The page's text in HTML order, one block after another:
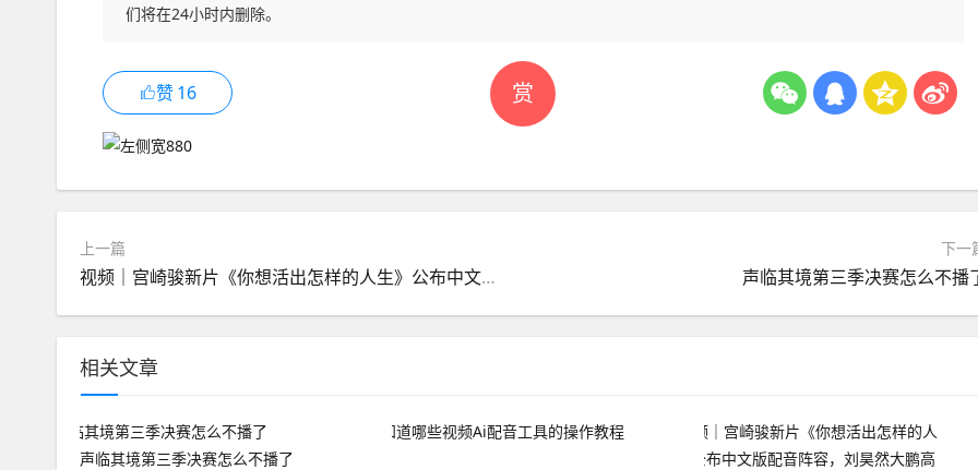
赏
们将在24小时内删除。
赞16
上一篇
视频｜宫崎骏新片《你想活出怎样的人生》公布中文版配音阵容，刘昊然大鹏高圆圆献声
下一
声临其境第三季决赛怎么不播
相关文章
声临其境第三季决赛怎么不播了